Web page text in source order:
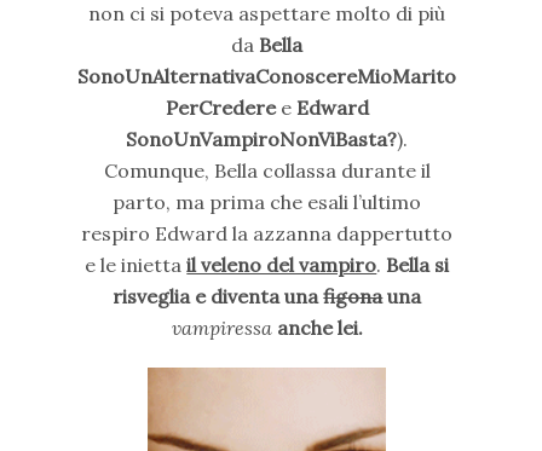
non ci si poteva aspettare molto di più
da Bella
SonoUnAlternativaConoscereMioMarito
PerCredereeEdward
SonoUnVampiroNonViBasta?).
Comunque, Bella collassa durante il
parto, ma prima che esali l’ultimo
respiro Edward la azzanna dappertutto
e le iniettail veleno del vampiro. Bella si
risveglia e diventa unafigonauna
vampiressaanche lei.